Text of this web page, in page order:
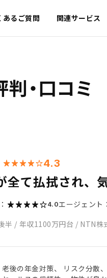
あるご質問 関連サービス
判・口コミ
4.3
全て払拭され、
4.0エージェント：
半 / 年収1100万円台 / NTN株
老後の年金対策、 リスク分散